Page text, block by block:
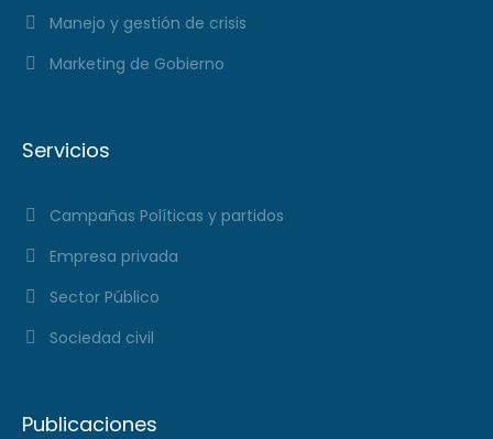
Manejo y gestión de crisis
Marketing de Gobierno
Servicios
Campañas Políticas y partidos
Empresa privada
Sector Público
Sociedad civil
Publicaciones